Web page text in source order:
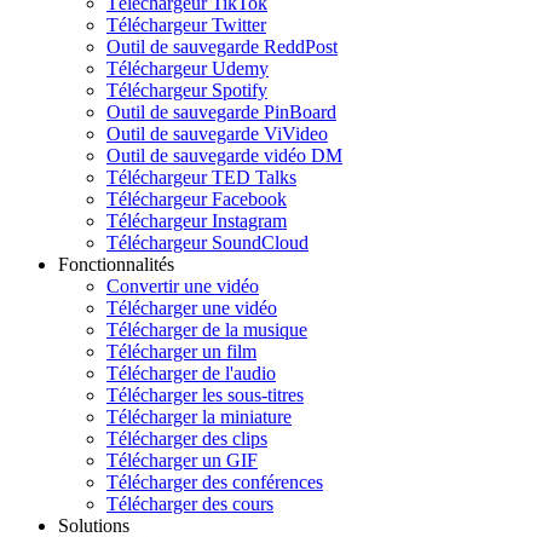
Téléchargeur Twitter
Outil de sauvegarde ReddPost
Téléchargeur Udemy
Téléchargeur Spotify
Outil de sauvegarde PinBoard
Outil de sauvegarde ViVideo
Outil de sauvegarde vidéo DM
Téléchargeur TED Talks
Téléchargeur Facebook
Téléchargeur Instagram
Téléchargeur SoundCloud
Fonctionnalités
Convertir une vidéo
Télécharger une vidéo
Télécharger de la musique
Télécharger un film
Télécharger de l'audio
Télécharger les sous-titres
Télécharger la miniature
Télécharger des clips
Télécharger un GIF
Télécharger des conférences
Télécharger des cours
Solutions